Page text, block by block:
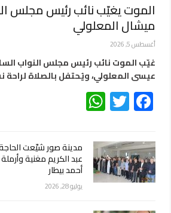
الموت يغيّب نائب رئيس مجلس
ميشال المعلولي
أغسطس 5, 2026
غيّب الموت نائب رئيس مجلس النواب
عيسى المعلولي، ويُحتفل بالصلاة
Facebook
Twitter
مدينة صور شيّعت
عبد الكريم مغنية
أحمد بيطار
يوليو 28, 2026